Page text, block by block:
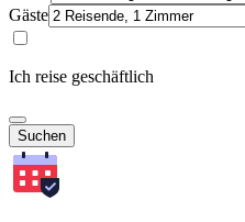
Gäste
Ich reise geschäftlich
Suchen